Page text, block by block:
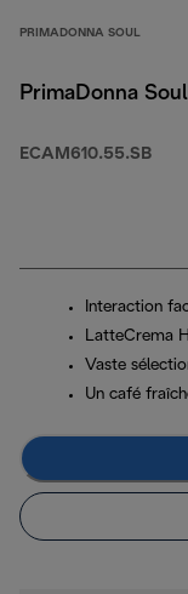
PRIMADONNA SOUL
PrimaDonna Soul
ECAM610.55.SB
Interaction
LatteCrema
Vaste
Un café